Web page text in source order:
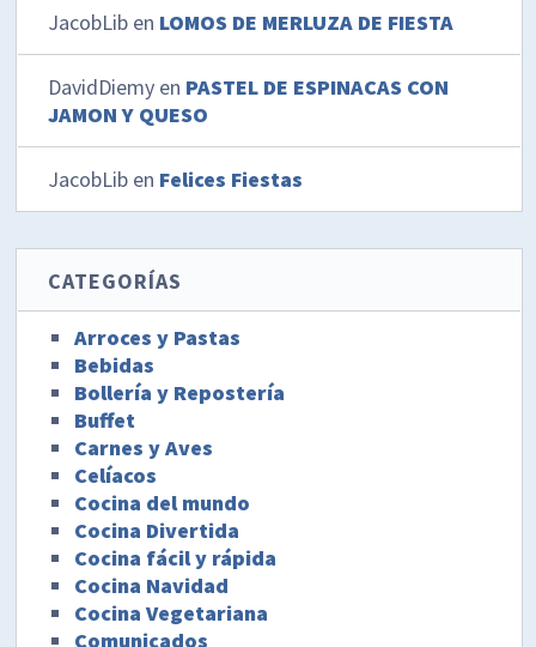
JacobLib en LOMOS DE MERLUZA DE FIESTA
DavidDiemy en PASTEL DE ESPINACAS CON
JAMON Y QUESO
JacobLib en Felices Fiestas
CATEGORÍAS
Arroces y Pastas
Bebidas
Bollería y Repostería
Buffet
Carnes y Aves
Celíacos
Cocina del mundo
Cocina Divertida
Cocina fácil y rápida
Cocina Navidad
Cocina Vegetariana
Comunicados